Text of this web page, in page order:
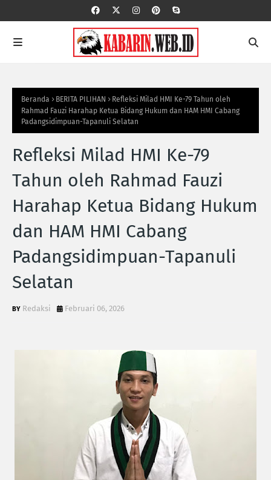
Beranda BERITA PILIHAN
Refleksi Milad HMI Ke-79 Tahun oleh
Rahmad Fauzi Harahap Ketua Bidang Hukum dan HAM HMI Cabang
Padangsidimpuan-Tapanuli Selatan
Refleksi Milad HMI Ke-79
Tahun oleh Rahmad Fauzi
Harahap Ketua Bidang Hukum
dan HAM HMI Cabang
Padangsidimpuan-Tapanuli
Selatan
Redaksi Februari 06, 2026